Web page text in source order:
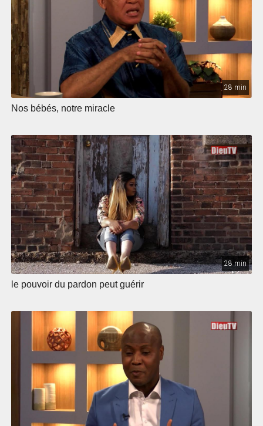
28 min
Nos bébés, notre miracle
28 min
le pouvoir du pardon peut guérir